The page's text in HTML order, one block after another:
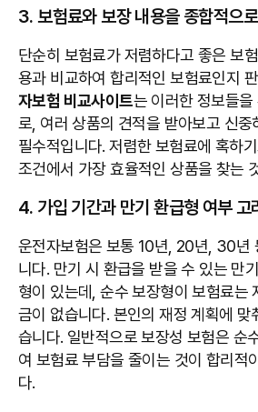
3. 보험료와 보장 내용을 종합적으
단순히 보험료가 저렴하다고 좋은 보
용과 비교하여 합리적인 보험료인지
자보험 비교사이트는 이러한 정보들
로, 여러 상품의 견적을 받아보고 신중
필수적입니다. 저렴한 보험료에 혹하
조건에서 가장 효율적인 상품을 찾는
4. 가입 기간과 만기 환급형 여부 고
운전자보험은 보통 10년, 20년, 30년
니다. 만기 시 환급을 받을 수 있는 만
형이 있는데, 순수 보장형이 보험료는
금이 없습니다. 본인의 재정 계획에 맞
습니다. 일반적으로 보장성 보험은 순
여 보험료 부담을 줄이는 것이 합리적
다.